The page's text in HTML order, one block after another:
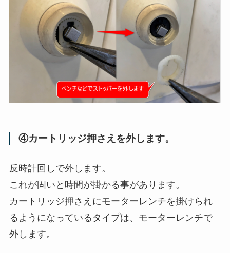
④カートリッジ押さえを外します。
反時計回しで外します。
これが固いと時間が掛かる事があります。
カートリッジ押さえにモーターレンチを掛けられ
るようになっているタイプは、モーターレンチで
外します。